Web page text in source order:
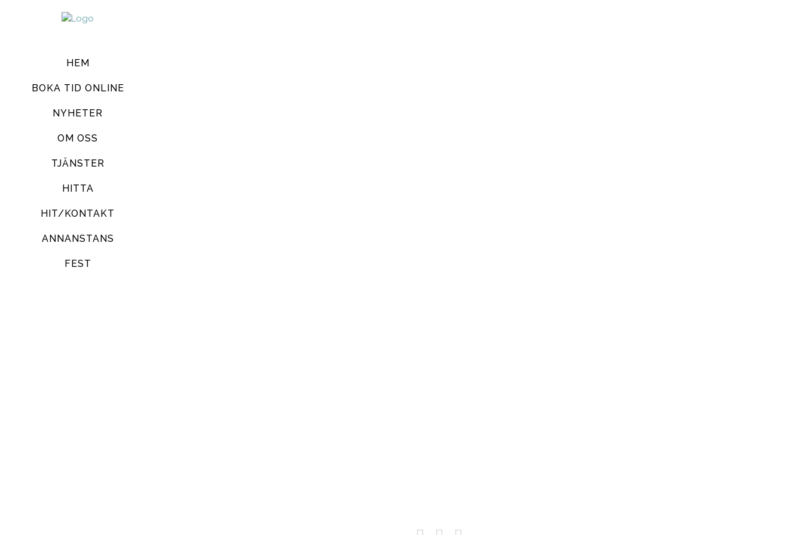
HEM
BOKA TID ONLINE
NYHETER
OM OSS
TJÄNSTER
HITTA
HIT/KONTAKT
ANNANSTANS
FEST